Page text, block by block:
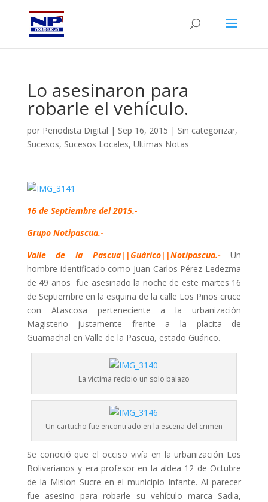
Lo asesinaron para
robarle el vehículo.
por Periodista Digital | Sep 16, 2015 | Sin categorizar,
Sucesos, Sucesos Locales, Ultimas Notas
16 de Septiembre del 2015.-
Grupo Notipascua.-
Valle de la Pascua||Guárico||Notipascua.-Un
hombre identificado como Juan Carlos Pérez Ledezma
de 49 años fue asesinado la noche de este martes 16
de Septiembre en la esquina de la calle Los Pinos cruce
con Atascosa perteneciente a la urbanización
Magisterio justamente frente a la placita de
Guamachal en Valle de la Pascua, estado Guárico.
La victima recibio un solo balazo
Un cartucho fue encontrado en la escena del crimen
Se conoció que el occiso vivía en la urbanización Los
Bolivarianos y era profesor en la aldea 12 de Octubre
de la Mision Sucre en el municipio Infante. Al parecer
fue asesino para robarle su vehículo marca Sadia,